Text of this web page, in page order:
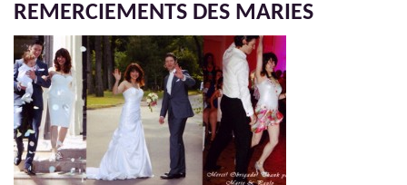
REMERCIEMENTS DES MARIES